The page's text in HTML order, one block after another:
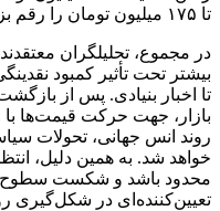
تا ۱۷۵ میلیون تومان را رقم بزند.
در مجموع، تحلیلگران معتقدند
بیشتر تحت تأثیر کمبود
تا اخبار بنیادی. پس از
بازار، جهت حرکت قیمت‌ها با
روند انس جهانی، تحولات
خواهد شد. به همین دلیل،
محدود باشد و شکست سطوح
تعیین‌کننده‌ای در شکل‌گیری